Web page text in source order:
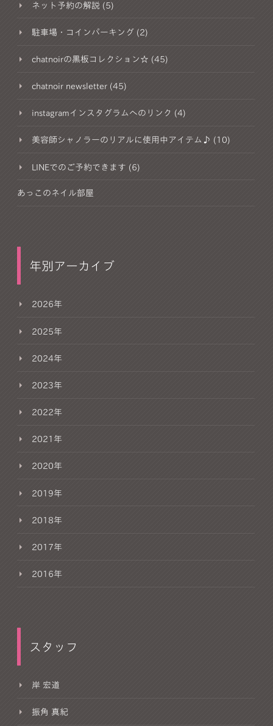
ネット予約の解説 (5)
駐車場・コインパーキング (2)
chatnoirの黒板コレクション☆ (45)
chatnoir newsletter (45)
instagramインスタグラムへのリンク (4)
美容師シャノラーのリアルに使用中アイテム♪ (10)
LINEでのご予約できます (6)
あっこのネイル部屋
年別アーカイブ
2026年
2025年
2024年
2023年
2022年
2021年
2020年
2019年
2018年
2017年
2016年
スタッフ
岸 宏道
振角 真紀